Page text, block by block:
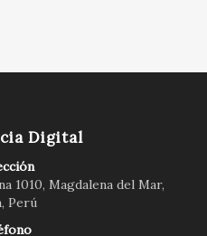
Digital
1010, Magdalena del Mar,
Perú